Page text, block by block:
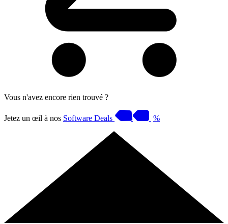
Vous n'avez encore rien trouvé ?
Jetez un œil à nos Software Deals %